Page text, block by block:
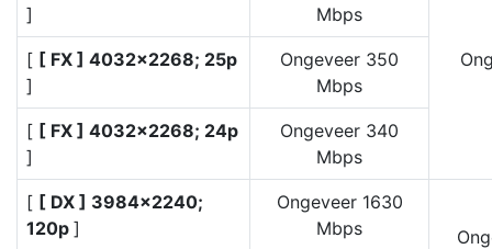
]
Mbps
[ [ FX ] 4032×2268; 25p
]
Ongeveer 350
Mbps
[ [ FX ] 4032×2268; 24p
]
Ongeveer 340
Mbps
[ [ DX ] 3984×2240;
120p ]
Ongeveer 1630
Mbps